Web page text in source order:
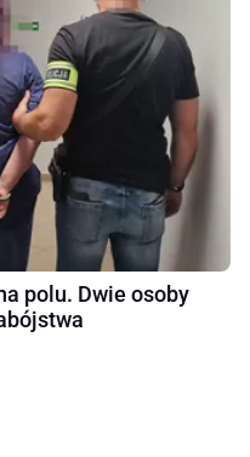
polu. Dwie osoby